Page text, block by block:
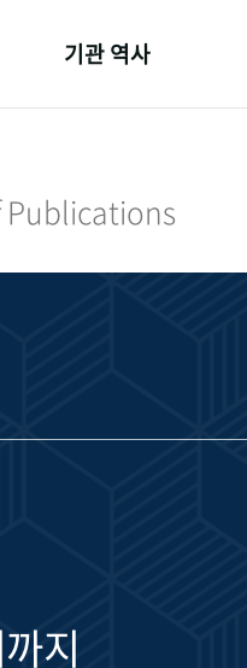
기관 역사
기관 변천사
Publications
지